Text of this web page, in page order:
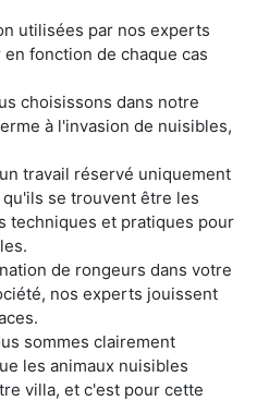
utilisées par nos experts
fonction de chaque cas
choisissons dans notre
à l'invasion de nuisibles,
travail réservé uniquement
se trouvent être les
techniques et pratiques pour
de rongeurs dans votre
nos experts jouissent
sommes clairement
les animaux nuisibles
villa, et c'est pour cette